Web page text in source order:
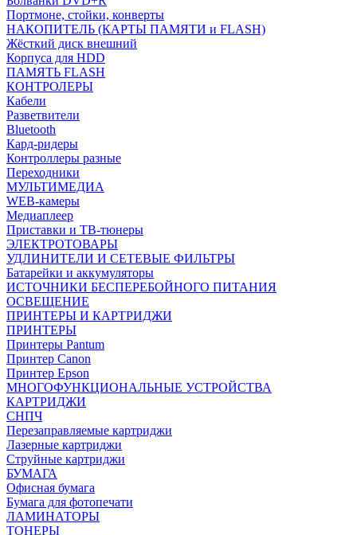
Портмоне, стойки, конверты
НАКОПИТЕЛЬ (КАРТЫ ПАМЯТИ и FLASH)
Жёсткий диск внешний
Корпуса для HDD
ПАМЯТЬ FLASH
КОНТРОЛЕРЫ
Кабели
Разветвители
Bluetooth
Кард-ридеры
Контроллеры разные
Переходники
МУЛЬТИМЕДИА
WEB-камеры
Медиаплеер
Приставки и ТВ-тюнеры
ЭЛЕКТРОТОВАРЫ
УДЛИНИТЕЛИ И СЕТЕВЫЕ ФИЛЬТРЫ
Батарейки и аккумуляторы
ИСТОЧНИКИ БЕСПЕРЕБОЙНОГО ПИТАНИЯ
ОСВЕЩЕНИЕ
ПРИНТЕРЫ И КАРТРИДЖИ
ПРИНТЕРЫ
Принтеры Pantum
Принтер Canon
Принтер Epson
МНОГОФУНКЦИОНАЛЬНЫЕ УСТРОЙСТВА
КАРТРИДЖИ
СНПЧ
Перезаправляемые картриджи
Лазерные картриджи
Струйные картриджи
БУМАГА
Офисная бумага
Бумага для фотопечати
ЛАМИНАТОРЫ
ТОНЕРЫ